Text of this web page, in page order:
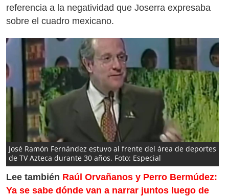
referencia a la negatividad que Joserra expresaba
sobre el cuadro mexicano.
José Ramón Fernández estuvo al frente del área de deportes
de TV Azteca durante 30 años. Foto: Especial
Lee también Raúl Orvañanos y Perro Bermúdez:
Ya se sabe dónde van a narrar juntos luego de